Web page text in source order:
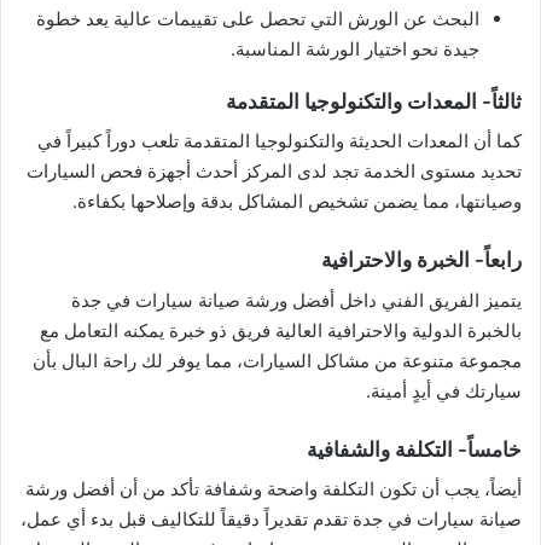
البحث عن الورش التي تحصل على تقييمات عالية يعد خطوة
جيدة نحو اختيار الورشة المناسبة.
ثالثاً- المعدات والتكنولوجيا المتقدمة
كما أن المعدات الحديثة والتكنولوجيا المتقدمة تلعب دوراً كبيراً في
تحديد مستوى الخدمة تجد لدى المركز أحدث أجهزة فحص السيارات
وصيانتها، مما يضمن تشخيص المشاكل بدقة وإصلاحها بكفاءة.
رابعاً- الخبرة والاحترافية
يتميز الفريق الفني داخل أفضل ورشة صيانة سيارات في جدة
بالخبرة الدولية والاحترافية العالية فريق ذو خبرة يمكنه التعامل مع
مجموعة متنوعة من مشاكل السيارات، مما يوفر لك راحة البال بأن
سيارتك في أيدٍ أمينة.
خامساً- التكلفة والشفافية
أيضاً، يجب أن تكون التكلفة واضحة وشفافة تأكد من أن أفضل ورشة
صيانة سيارات في جدة تقدم تقديراً دقيقاً للتكاليف قبل بدء أي عمل،